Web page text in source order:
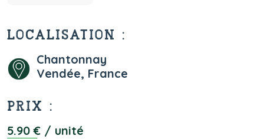
LOCALISATION :
Chantonnay
Vendée, France
PRIX :
5.90 € / unité